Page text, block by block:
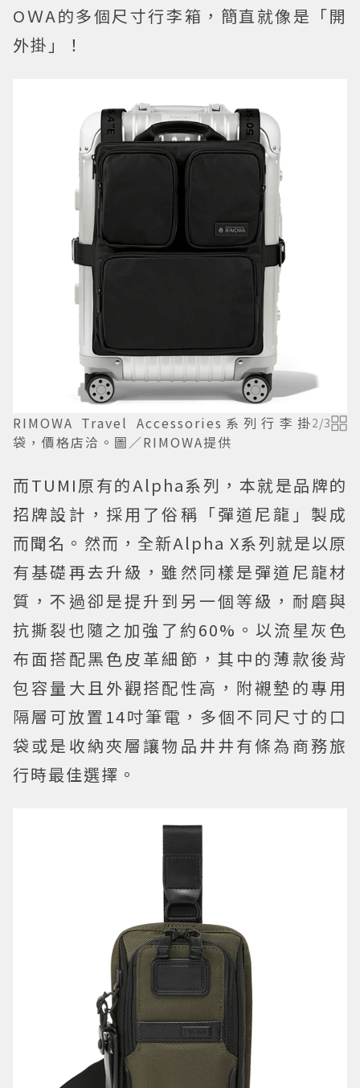
OＷA的多個尺寸行李箱，簡直就像是「開
外掛」！
RIMOWA Travel Accessories系列行李掛
袋，價格店洽。圖／RIMOWA提供
2/3
而TUMI原有的Alpha系列，本就是品牌的
招牌設計，採用了俗稱「彈道尼龍」製成
而聞名。然而，全新Alpha X系列就是以原
有基礎再去升級，雖然同樣是彈道尼龍材
質，不過卻是提升到另一個等級，耐磨與
抗撕裂也隨之加強了約60%。以流星灰色
布面搭配黑色皮革細節，其中的薄款後背
包容量大且外觀搭配性高，附襯墊的專用
隔層可放置14吋筆電，多個不同尺寸的口
袋或是收納夾層讓物品井井有條為商務旅
行時最佳選擇。